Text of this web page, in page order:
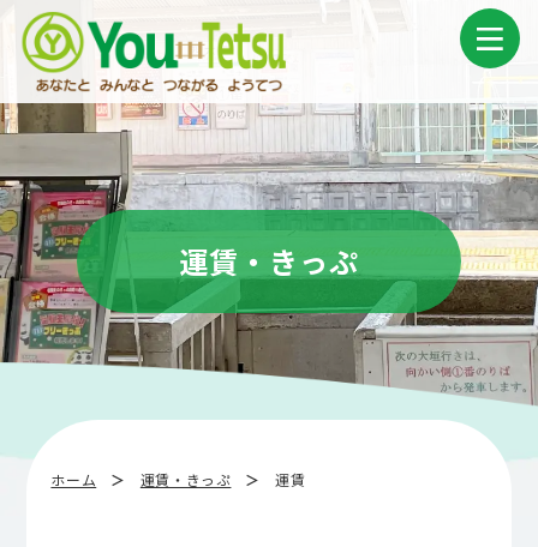
ツ
ス
キ
ッ
プ
シ
ン
に
移
動
運賃・きっぷ
ホーム 運賃・きっぷ 運賃